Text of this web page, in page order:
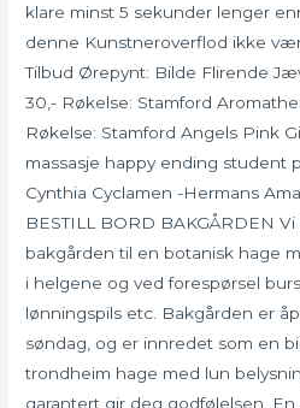
klare minst 5 sekunder lenger
denne Kunstneroverflod ikke
Tilbud Ørepynt: Bilde Flirende
30,- Røkelse: Stamford
Røkelse: Stamford Angels Pink
massasje happy ending student
Cynthia Cyclamen -Hermans
BESTILL BORD BAKGÅRDEN
bakgården til en botanisk hage
i helgene og ved forespørsel
lønningspils etc. Bakgården er
søndag, og er innredet som en
trondheim hage med lun
garantert gir deg godfølelsen.